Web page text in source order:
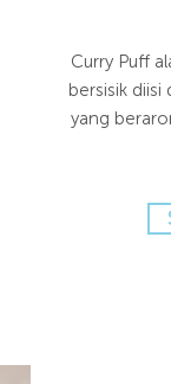
Curry Puff
bersisik diisi
yang